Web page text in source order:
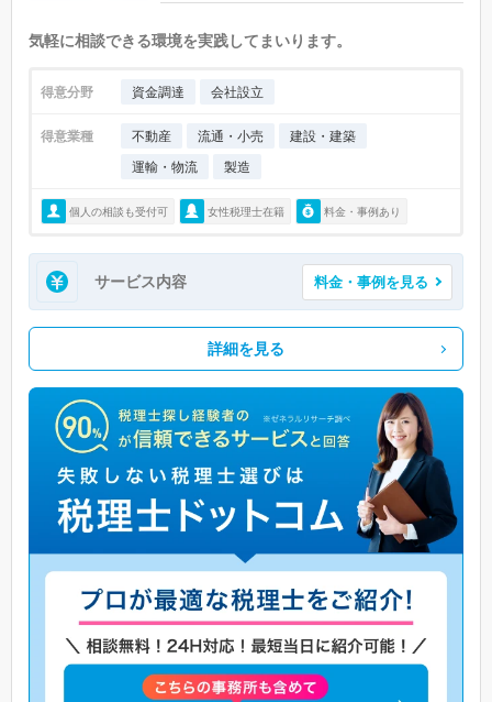
気軽に相談できる環境を実践してまいります。
得意分野 資金調達 会社設立
得意業種 不動産 流通・小売
建設・建築
運輸・物流
製造
個人の相談も受付可 女性税理士在籍 料金・事例あり
サービス内容 料金・事例を見る
詳細を見る